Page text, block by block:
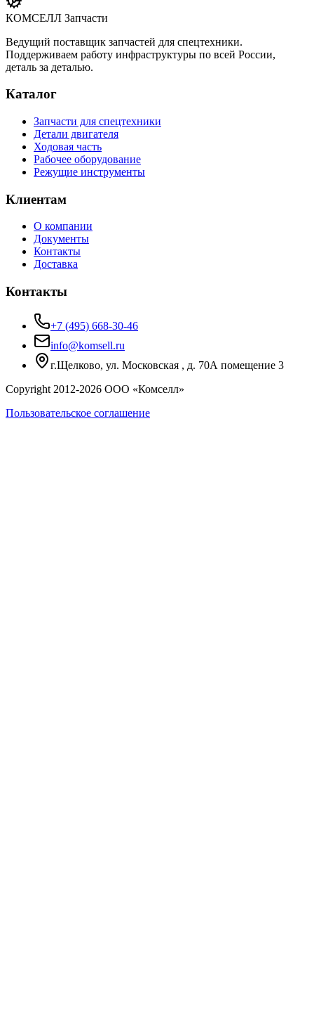
КОМСЕЛЛ Запчасти
Ведущий поставщик запчастей для спецтехники.
Поддерживаем работу инфраструктуры по всей России,
деталь за деталью.
Каталог
Запчасти для спецтехники
Детали двигателя
Ходовая часть
Рабочее оборудование
Режущие инструменты
Клиентам
О компании
Документы
Контакты
Доставка
Контакты
+7 (495) 668-30-46
info@komsell.ru
г.Щелково, ул. Московская , д. 70А помещение 3
Copyright 2012-2026 ООО «Комселл»
Пользовательское соглашение